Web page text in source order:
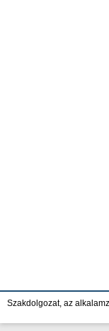
Szakdolgozat, az